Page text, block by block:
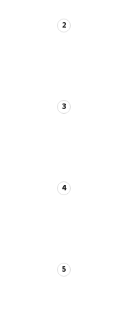
n